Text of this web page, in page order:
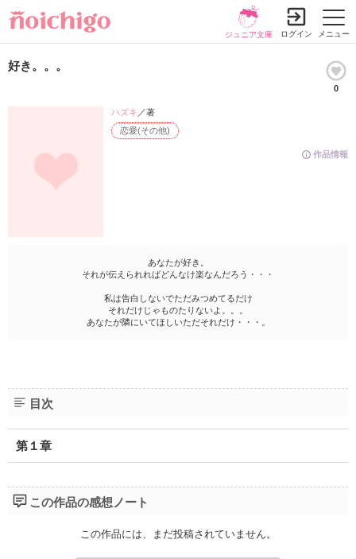
メニュー
ジュニア文庫 ログイン
好き。。。
0
作品情報
恋愛(その他)
ハズキ ／著
あなたが好き。
それが伝えられればどんなけ楽なんだろう・・・
私は告白しないでただみつめてるだけ
それだけじゃものたりないよ。。。
あなたが隣にいてほしいただそれだけ・・・。
目次
第１章
この作品の感想ノート
この作品には、まだ投稿されていません。